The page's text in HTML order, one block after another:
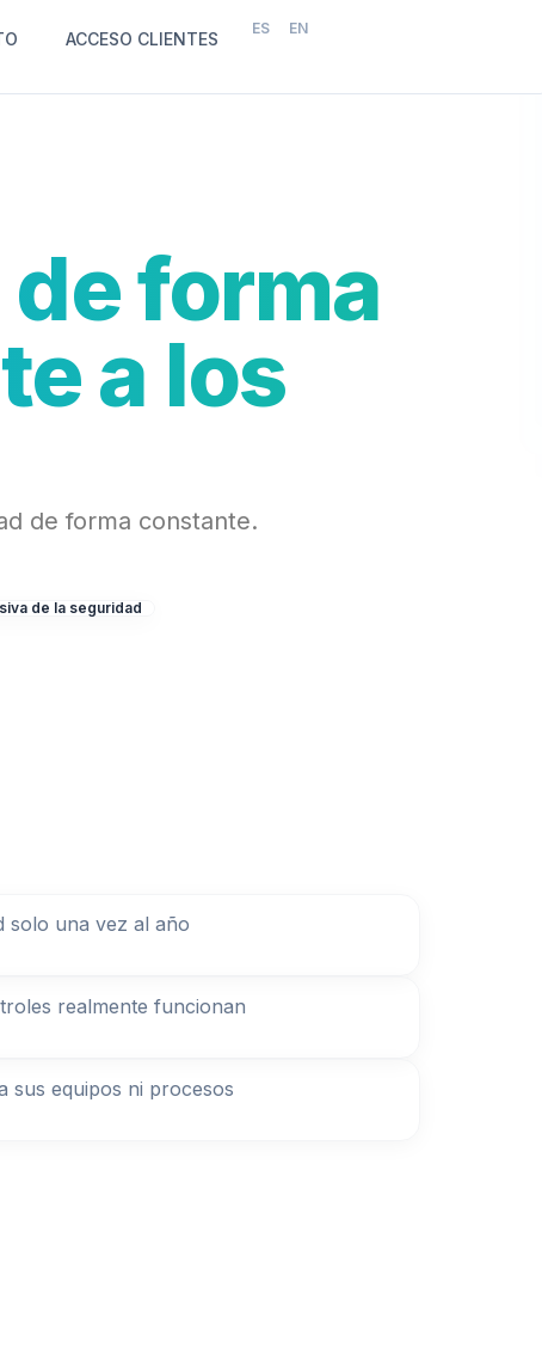
ACCESO CLIENTES
ES EN
forma
a los
de forma constante.
de la seguridad
solo una vez al año
realmente funcionan
sus equipos ni procesos